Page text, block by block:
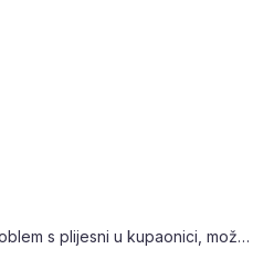
Ako imate problem s plijesni u kupaonici, možda su krive neke vaše loše navike